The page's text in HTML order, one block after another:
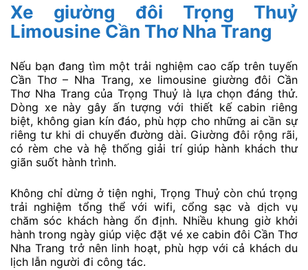
Xe giường đôi Trọng Thuỷ
Limousine Cần Thơ Nha Trang
Nếu bạn đang tìm một trải nghiệm cao cấp trên tuyến
Cần Thơ – Nha Trang, xe limousine giường đôi Cần
Thơ Nha Trang của Trọng Thuỷ là lựa chọn đáng thử.
Dòng xe này gây ấn tượng với thiết kế cabin riêng
biệt, không gian kín đáo, phù hợp cho những ai cần sự
riêng tư khi di chuyển đường dài. Giường đôi rộng rãi,
có rèm che và hệ thống giải trí giúp hành khách thư
giãn suốt hành trình.
Không chỉ dừng ở tiện nghi, Trọng Thuỷ còn chú trọng
trải nghiệm tổng thể với wifi, cổng sạc và dịch vụ
chăm sóc khách hàng ổn định. Nhiều khung giờ khởi
hành trong ngày giúp việc đặt vé xe cabin đôi Cần Thơ
Nha Trang trở nên linh hoạt, phù hợp với cả khách du
lịch lẫn người đi công tác.